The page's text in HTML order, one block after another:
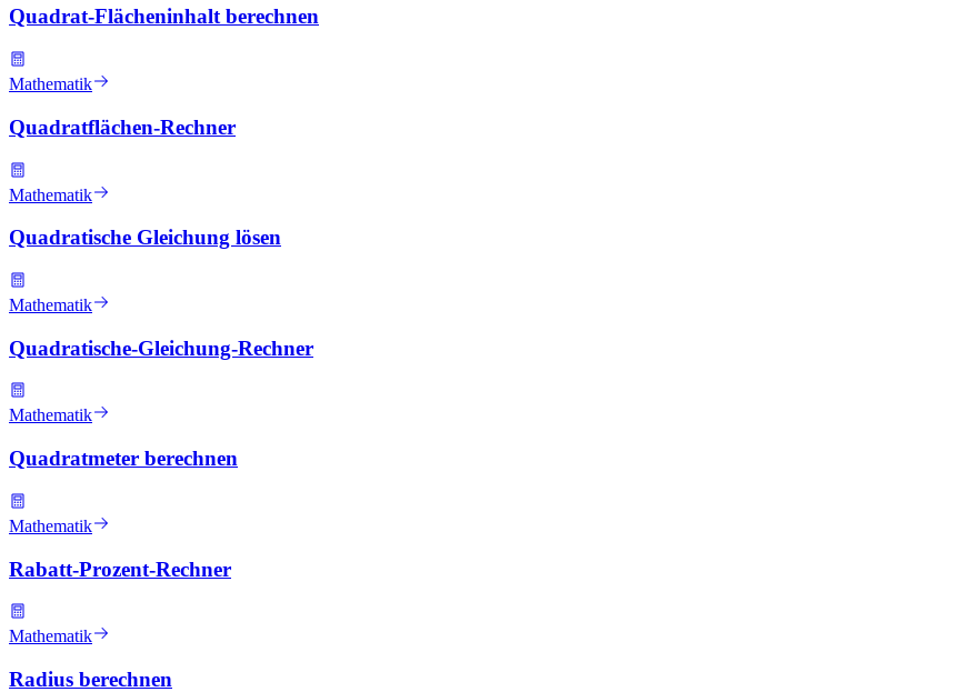
Quadrat-Flächeninhalt berechnen
Mathematik
Quadratflächen-Rechner
Mathematik
Quadratische Gleichung lösen
Mathematik
Quadratische-Gleichung-Rechner
Mathematik
Quadratmeter berechnen
Mathematik
Rabatt-Prozent-Rechner
Mathematik
Radius berechnen